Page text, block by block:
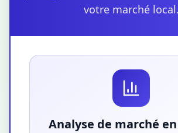
votre marché local.
Analyse de marché